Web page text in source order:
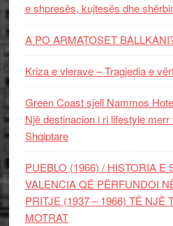
e shpresës, kujtesës dhe
A PO ARMATOSET
Kriza e vlerave – Tragjedia e
Green Coast sjell Nammos
Një destinacion i ri lifestyle
Shqiptare
PUEBLO (1966) / HISTORIA E
VALENCIA QË PËRFUNDOI
PRITJE (1937 – 1966) TË NJË
MOTRAT